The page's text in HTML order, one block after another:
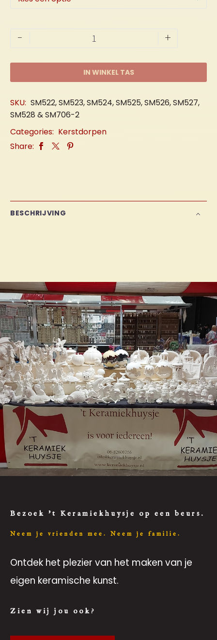
-
Kerstdorp
+
IN WINKEL TAS
SKU: SM522, SM523, SM524, SM525, SM526, SM527,
SM528 & SM706-2
Categories: Kerstdorpen
Share:
BESCHRIJVING
Bezoek 't Keramiekhuysje op een beurs.
Neem je vrienden mee. Neem je familie.
Ontdek het plezier van het maken van je
eigen keramische kunst.
Zien wij jou ook?